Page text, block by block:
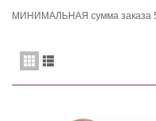
МИНИМАЛЬНАЯ сумма заказа